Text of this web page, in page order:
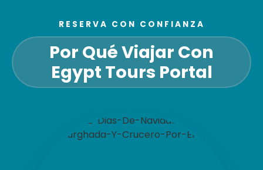
RESERVA CON CONFIANZA
Por Qué Viajar Con
Egypt Tours Portal